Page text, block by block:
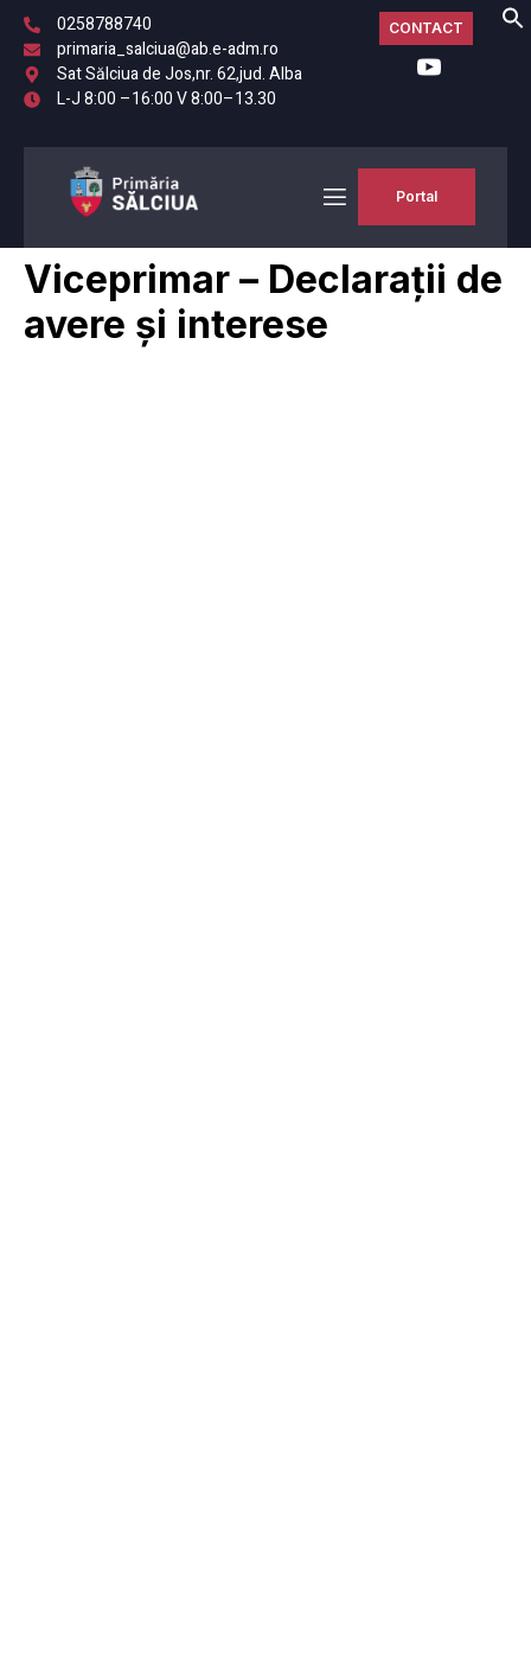
0258788740
primaria_salciua@ab.e-adm.ro
Sat Sălciua de Jos,nr. 62,jud. Alba
L-J 8:00 –16:00 V 8:00–13.30
CONTACT
Portal
Viceprimar – Declarații de
avere și interese